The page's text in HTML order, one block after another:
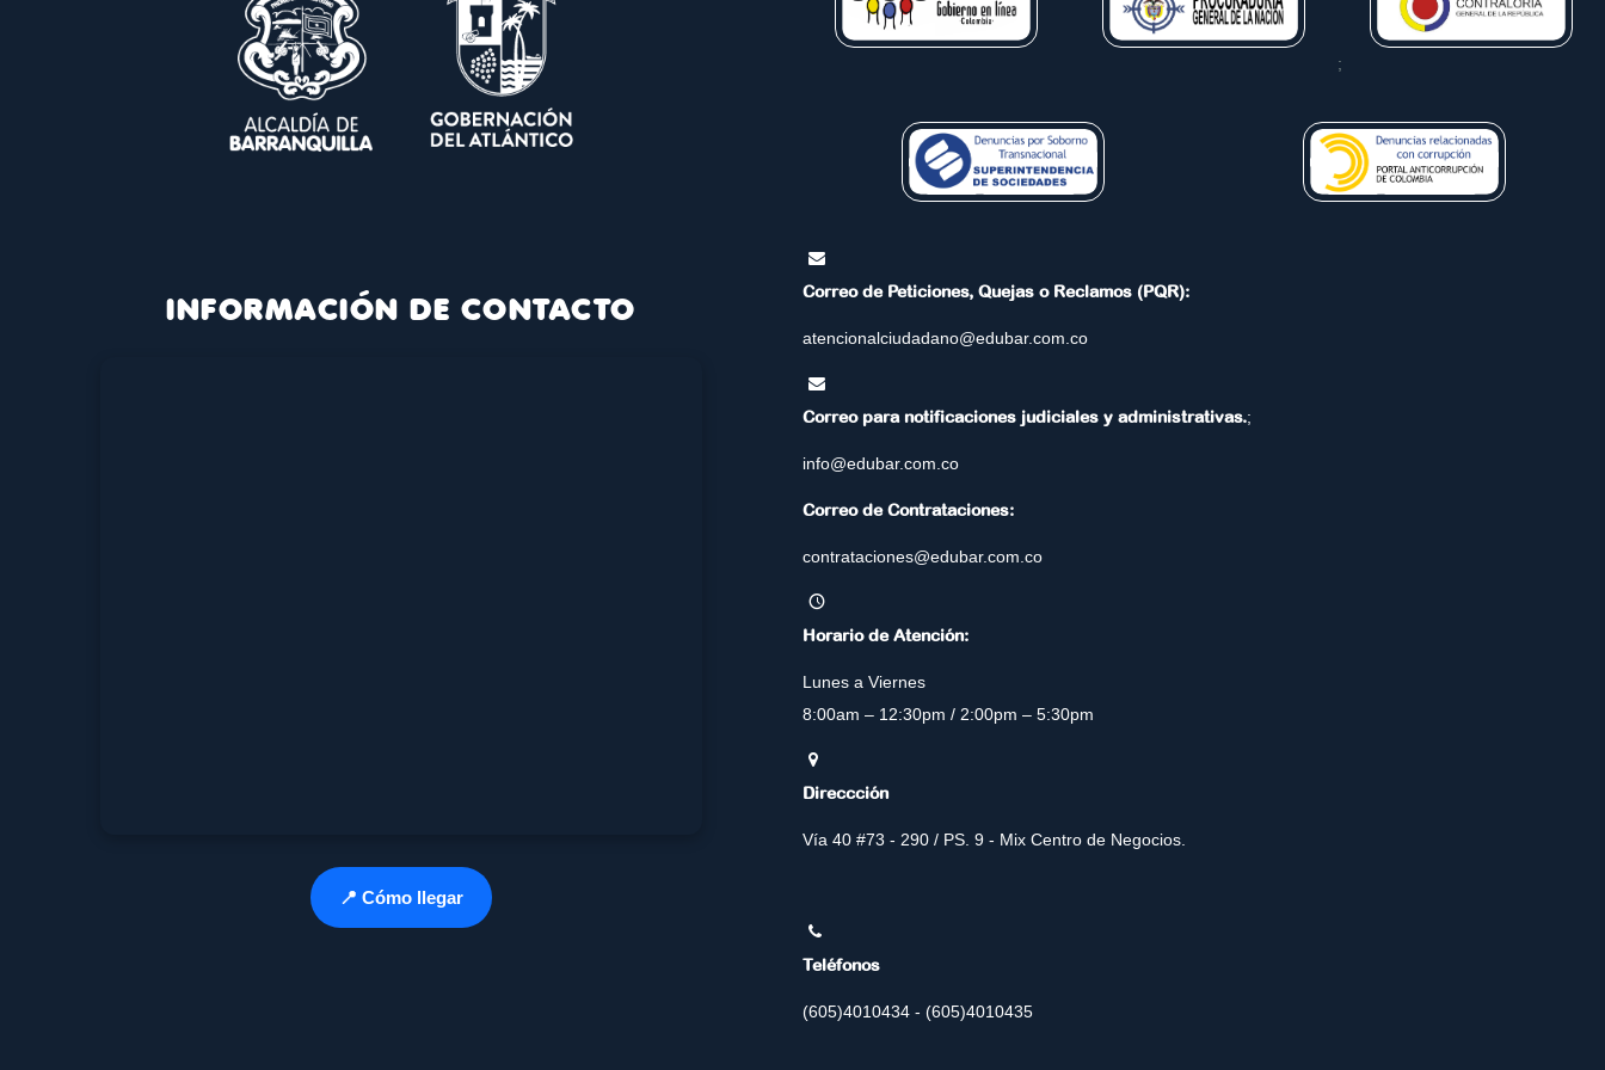
;
INFORMACIÓN DE CONTACTO
📍 Cómo llegar
Correo de Peticiones, Quejas o Reclamos (PQR):
atencionalciudadano@edubar.com.co
Correo para notificaciones judiciales y administrativas.;
info@edubar.com.co
Correo de Contrataciones:
contrataciones@edubar.com.co
Horario de Atención:
Lunes a Viernes
8:00am – 12:30pm / 2:00pm – 5:30pm
Direccción
Vía 40 #73 - 290 / PS. 9 - Mix Centro de Negocios.
Teléfonos
(605)4010434 - (605)4010435